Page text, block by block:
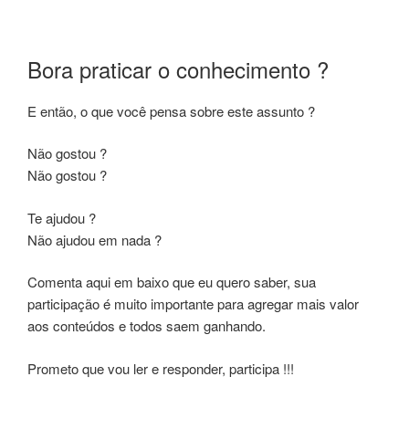
Bora praticar o conhecimento ?
E então, o que você pensa sobre este assunto ?
Não gostou ?
Não gostou ?
Te ajudou ?
Não ajudou em nada ?
Comenta aqui em baixo que eu quero saber, sua
participação é muito importante para agregar mais valor
aos conteúdos e todos saem ganhando.
Prometo que vou ler e responder, participa !!!